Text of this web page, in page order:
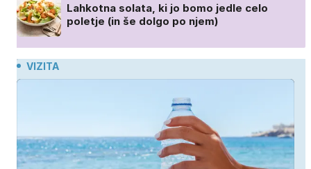
Lahkotna solata, ki jo bomo jedle celo
poletje (in še dolgo po njem)
VIZITA